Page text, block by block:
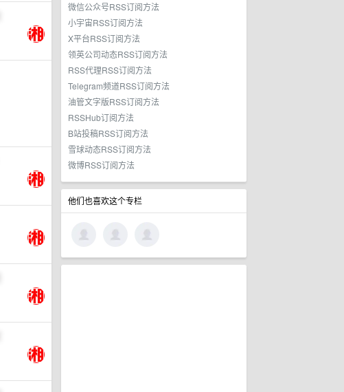
微信公众号RSS订阅方法
小宇宙RSS订阅方法
X平台RSS订阅方法
领英公司动态RSS订阅方法
RSS代理RSS订阅方法
Telegram频道RSS订阅方法
油管文字版RSS订阅方法
RSSHub订阅方法
B站投稿RSS订阅方法
雪球动态RSS订阅方法
微博RSS订阅方法
他们也喜欢这个专栏